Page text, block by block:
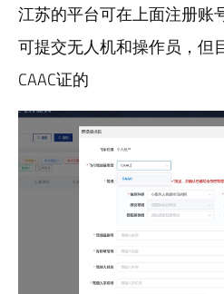
江苏的平台可在上面注册账
可提交无人机和操作员，但
CAAC证的